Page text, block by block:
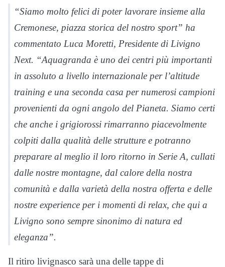
“Siamo molto felici di poter lavorare insieme alla
Cremonese, piazza storica del nostro sport” ha
commentato Luca Moretti, Presidente di Livigno
Next. “Aquagranda è uno dei centri più importanti
in assoluto a livello internazionale per l’altitude
training e una seconda casa per numerosi campioni
provenienti da ogni angolo del Pianeta. Siamo certi
che anche i grigiorossi rimarranno piacevolmente
colpiti dalla qualità delle strutture e potranno
preparare al meglio il loro ritorno in Serie A, cullati
dalle nostre montagne, dal calore della nostra
comunità e dalla varietà della nostra offerta e delle
nostre experience per i momenti di relax, che qui a
Livigno sono sempre sinonimo di natura ed
eleganza”.
Il ritiro livignasco sarà una delle tappe di